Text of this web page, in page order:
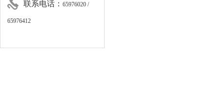
联系电话： 65976020 /
65976412